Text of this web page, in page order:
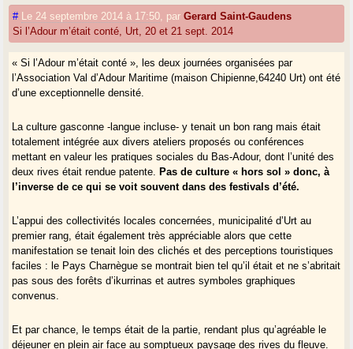
# Le 24 septembre 2014 à 17:50 parGerard Saint-Gaudens
Si l’Adour m’était conté, Urt, 20 et 21 sept. 2014
« Si l’Adour m’était conté », les deux journées organisées par
l’Association Val d’Adour Maritime (maison Chipienne,64240 Urt) ont été
d’une exceptionnelle densité.
La culture gasconne -langue incluse- y tenait un bon rang mais était
totalement intégrée aux divers ateliers proposés ou conférences
mettant en valeur les pratiques sociales du Bas-Adour, dont l’unité des
deux rives était rendue patente.
Pas de culture « hors sol » donc, à
l’inverse de ce qui se voit souvent dans des festivals d’été.
L’appui des collectivités locales concernées, municipalité d’Urt au
premier rang, était également très appréciable alors que cette
manifestation se tenait loin des clichés et des perceptions touristiques
faciles : le Pays Charnègue se montrait bien tel qu’il était et ne s’abritait
pas sous des forêts d’ikurrinas et autres symboles graphiques
convenus.
Et par chance, le temps était de la partie, rendant plus qu’agréable le
déjeuner en plein air face au somptueux paysage des rives du fleuve.